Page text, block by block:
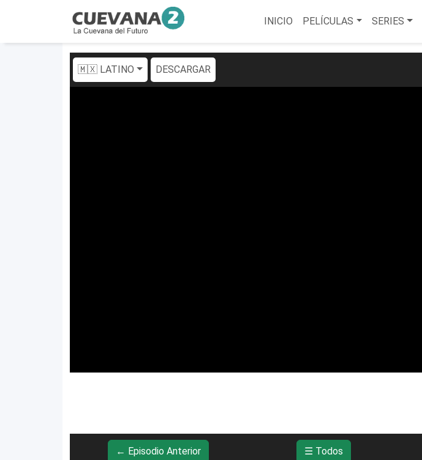
INICIO PELÍCULAS SERIES
🇲🇽 LATINO DESCARGAR
← Episodio Anterior ☰ Todos